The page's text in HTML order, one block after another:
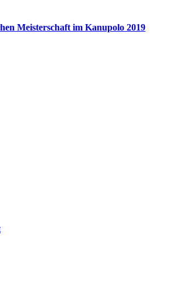
Meisterschaft im Kanupolo 2019